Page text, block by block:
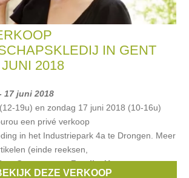
IN GENT
2018
17 juni 2018
19u) en zondag 17 juni 2018 (10-16u)
een privé verkoop
in het Industriepark 4a te Drongen. Meer
(einde reeksen,
,Queen mum,Fragile,Un ventre pour
DEZE VERKOOP